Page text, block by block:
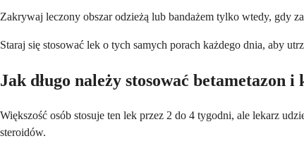
Zakrywaj leczony obszar odzieżą lub bandażem tylko wtedy, gdy
Staraj się stosować lek o tych samych porach każdego dnia, aby
Jak długo należy stosować betametazon
Większość osób stosuje ten lek przez 2 do 4 tygodni, ale lekarz
steroidów.